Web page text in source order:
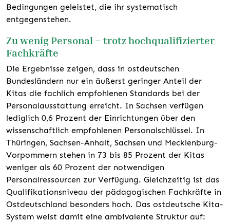
Bedingungen geleistet, die ihr systematisch
entgegenstehen.
Zu wenig Personal – trotz hochqualifizierter
Fachkräfte
Die Ergebnisse zeigen, dass in ostdeutschen
Bundesländern nur ein äußerst geringer Anteil der
Kitas die fachlich empfohlenen Standards bei der
Personalausstattung erreicht. In Sachsen verfügen
lediglich 0,6 Prozent der Einrichtungen über den
wissenschaftlich empfohlenen Personalschlüssel. In
Thüringen, Sachsen-Anhalt, Sachsen und Mecklenburg-
Vorpommern stehen in 73 bis 85 Prozent der Kitas
weniger als 60 Prozent der notwendigen
Personalressourcen zur Verfügung. Gleichzeitig ist das
Qualifikationsniveau der pädagogischen Fachkräfte in
Ostdeutschland besonders hoch. Das ostdeutsche Kita-
System weist damit eine ambivalente Struktur auf: